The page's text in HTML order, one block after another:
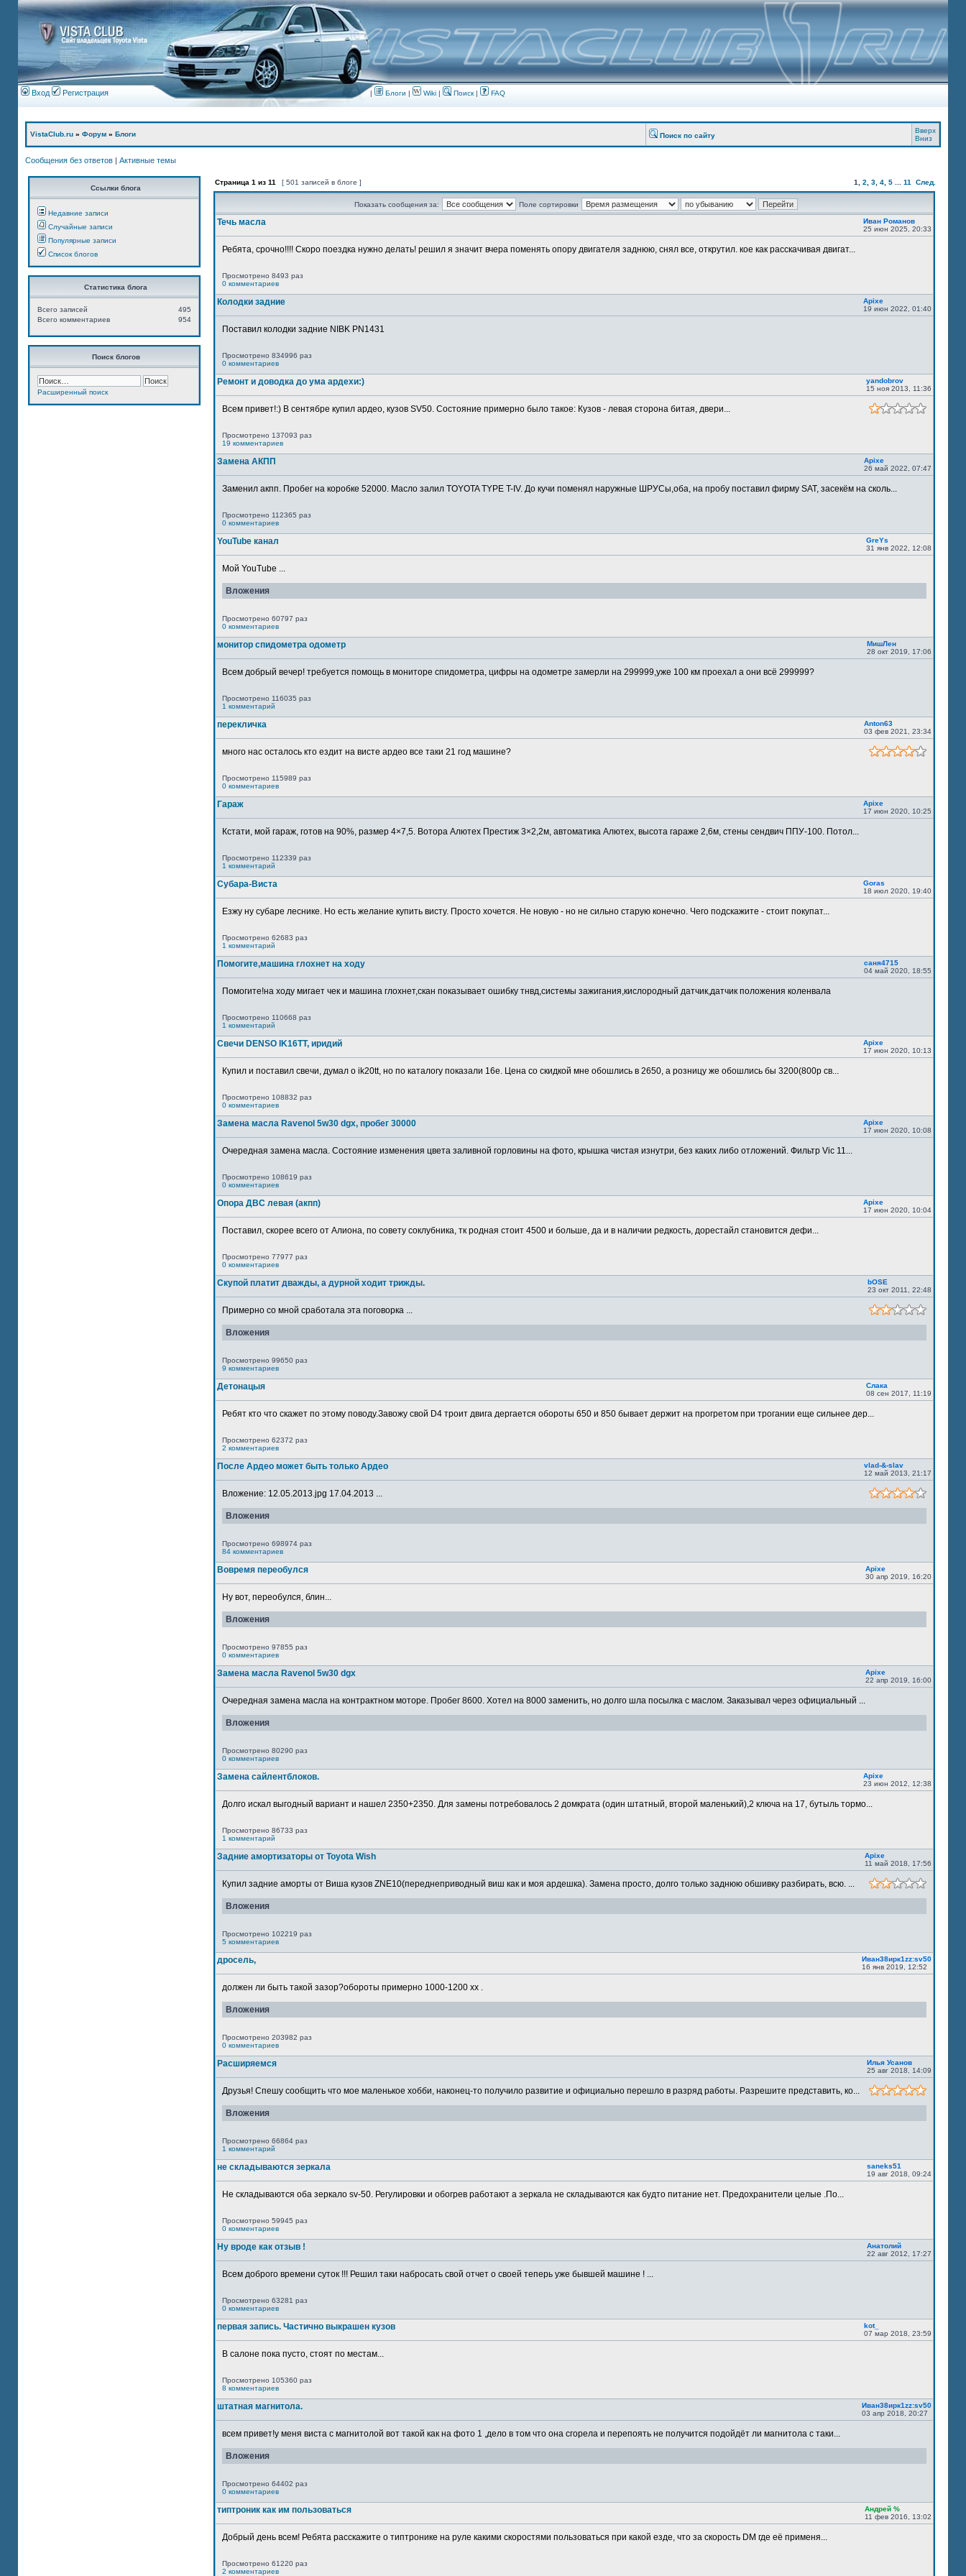
Вход Регистрация | Блоги | Wiki | Поиск| FAQ
VistaClub.ru » Форум » Блоги Поиск по сайту
Вверх
Вниз
Сообщения без ответов | Активные темы
Ссылки блога
Недавние записи
Случайные записи
Популярные записи
Список блогов
Статистика блога
495
Всего записей
954
Всего комментариев
Поиск блогов
Расширенный поиск
Страница 1 из 11 [ 501 записей в блоге ] 1 2 3 4 5 11 След.
Показать сообщения за: Поле сортировки
Течь масла
Иван Романов
25 июн 2025, 20:33
Ребята, срочно!!!! Скоро поездка нужно делать! решил я значит вчера поменять опору двигателя заднюю, снял все, открутил. кое как расскачивая двигат...
Просмотрено 8493 раз
0 комментариев
Колодки задние
Apixe
19 июн 2022, 01:40
Поставил колодки задние NIBK PN1431
Просмотрено 834996 раз
0 комментариев
Ремонт и доводка до ума ардехи:)
yandobrov
15 ноя 2013, 11:36
Всем привет!:) В сентябре купил ардео, кузов SV50. Состояние примерно было такое: Кузов - левая сторона битая, двери...
Просмотрено 137093 раз
19 комментариев
Замена АКПП
Apixe
26 май 2022, 07:47
Заменил акпп. Пробег на коробке 52000. Масло залил TOYOTA TYPE T-IV. До кучи поменял наружные ШРУСы,оба, на пробу поставил фирму SAT, засекём на сколь...
Просмотрено 112365 раз
0 комментариев
YouTube канал
GreYs
31 янв 2022, 12:08
Мой YouTube ...
Вложения
Просмотрено 60797 раз
0 комментариев
монитор спидометра одометр
МишЛен
28 окт 2019, 17:06
Всем добрый вечер! требуется помощь в мониторе спидометра, цифры на одометре замерли на 299999,уже 100 км проехал а они всё 299999?
Просмотрено 116035 раз
1 комментарий
перекличка
Anton63
03 фев 2021, 23:34
много нас осталось кто ездит на висте ардео все таки 21 год машине?
Просмотрено 115989 раз
0 комментариев
Гараж
Apixe
17 июн 2020, 10:25
Кстати, мой гараж, готов на 90%, размер 4×7,5. Вотора Алютех Престиж 3×2,2м, автоматика Алютех, высота гараже 2,6м, стены сендвич ППУ-100. Потол...
Просмотрено 112339 раз
1 комментарий
Субара-Виста
Goras
18 июл 2020, 19:40
Езжу ну субаре леснике. Но есть желание купить висту. Просто хочется. Не новую - но не сильно старую конечно. Чего подскажите - стоит покупат...
Просмотрено 62683 раз
1 комментарий
Помогите,машина глохнет на ходу
саня4715
04 май 2020, 18:55
Помогите!на ходу мигает чек и машина глохнет,скан показывает ошибку тнвд,системы зажигания,кислородный датчик,датчик положения коленвала
Просмотрено 110668 раз
1 комментарий
Свечи DENSO IK16TT, иридий
Apixe
17 июн 2020, 10:13
Купил и поставил свечи, думал о ik20tt, но по каталогу показали 16е. Цена со скидкой мне обошлись в 2650, а розницу же обошлись бы 3200(800р св...
Просмотрено 108832 раз
0 комментариев
Замена масла Ravenol 5w30 dgx, пробег 30000
Apixe
17 июн 2020, 10:08
Очередная замена масла. Состояние изменения цвета заливной горловины на фото, крышка чистая изнутри, без каких либо отложений. Фильтр Vic 11...
Просмотрено 108619 раз
0 комментариев
Опора ДВС левая (акпп)
Apixe
17 июн 2020, 10:04
Поставил, скорее всего от Алиона, по совету соклубника, тк родная стоит 4500 и больше, да и в наличии редкость, дорестайл становится дефи...
Просмотрено 77977 раз
0 комментариев
Скупой платит дважды, а дурной ходит трижды.
bOSE
23 окт 2011, 22:48
Примерно со мной сработала эта поговорка ...
Вложения
Просмотрено 99650 раз
9 комментариев
Детонацыя
Слака
08 сен 2017, 11:19
Ребят кто что скажет по этому поводу.Завожу свой D4 троит двига дергается обороты 650 и 850 бывает держит на прогретом при трогании еще сильнее дер...
Просмотрено 62372 раз
2 комментариев
После Ардео может быть только Ардео
vlad-&-slav
12 май 2013, 21:17
Вложение: 12.05.2013.jpg 17.04.2013 ...
Вложения
Просмотрено 698974 раз
84 комментариев
Вовремя переобулся
Apixe
30 апр 2019, 16:20
Ну вот, переобулся, блин...
Вложения
Просмотрено 97855 раз
0 комментариев
Замена масла Ravenol 5w30 dgx
Apixe
22 апр 2019, 16:00
Очередная замена масла на контрактном моторе. Пробег 8600. Хотел на 8000 заменить, но долго шла посылка с маслом. Заказывал через официальный ...
Вложения
Просмотрено 80290 раз
0 комментариев
Замена сайлентблоков.
Apixe
23 июн 2012, 12:38
Долго искал выгодный вариант и нашел 2350+2350. Для замены потребовалось 2 домкрата (один штатный, второй маленький),2 ключа на 17, бутыль тормо...
Просмотрено 86733 раз
1 комментарий
Задние амортизаторы от Toyota Wish
Apixe
11 май 2018, 17:56
Купил задние аморты от Виша кузов ZNE10(переднеприводный виш как и моя ардешка). Замена просто, долго только заднюю обшивку разбирать, всю. ...
Вложения
Просмотрено 102219 раз
5 комментариев
дросель,
Иван38ирк1zz:sv50
16 янв 2019, 12:52
должен ли быть такой зазор?обороты примерно 1000-1200 хх .
Вложения
Просмотрено 203982 раз
0 комментариев
Расширяемся
Илья Усанов
25 авг 2018, 14:09
Друзья! Спешу сообщить что мое маленькое хобби, наконец-то получило развитие и официально перешло в разряд работы. Разрешите представить, ко...
Вложения
Просмотрено 66864 раз
1 комментарий
не складываются зеркала
saneks51
19 авг 2018, 09:24
Не складываются оба зеркало sv-50. Регулировки и обогрев работают а зеркала не складываются как будто питание нет. Предохранители целые .По...
Просмотрено 59945 раз
0 комментариев
Ну вроде как отзыв !
Анатолий
22 авг 2012, 17:27
Всем доброго времени суток !!! Решил таки набросать свой отчет о своей теперь уже бывшей машине ! ...
Просмотрено 63281 раз
0 комментариев
первая запись. Частично выкрашен кузов
kot_
07 мар 2018, 23:59
В салоне пока пусто, стоят по местам...
Просмотрено 105360 раз
8 комментариев
штатная магнитола.
Иван38ирк1zz:sv50
03 апр 2018, 20:27
всем привет!у меня виста с магнитолой вот такой как на фото 1 ,дело в том что она сгорела и перепоять не получится подойдёт ли магнитола с таки...
Вложения
Просмотрено 64402 раз
0 комментариев
типтроник как им пользоваться
Андрей %
11 фев 2016, 13:02
Добрый день всем! Ребята расскажите о типтронике на руле какими скоростями пользоваться при какой езде, что за скорость DM где её применя...
Просмотрено 61220 раз
2 комментариев